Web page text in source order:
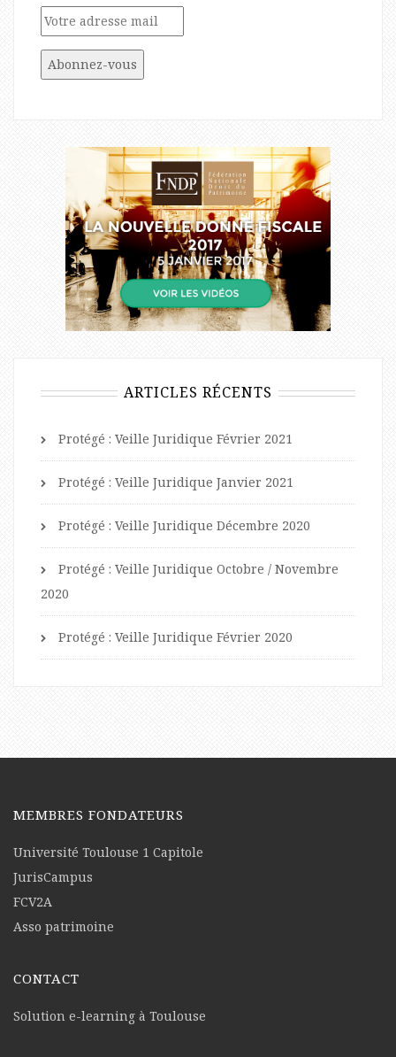
ARTICLES RÉCENTS
Protégé : Veille Juridique Février 2021
Protégé : Veille Juridique Janvier 2021
Protégé : Veille Juridique Décembre 2020
Protégé : Veille Juridique Octobre / Novembre
2020
Protégé : Veille Juridique Février 2020
MEMBRES FONDATEURS
Université Toulouse 1 Capitole
JurisCampus
FCV2A
Asso patrimoine
CONTACT
Solution e-learning à Toulouse